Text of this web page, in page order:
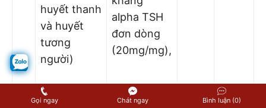
huyết thanh
và huyết
tương
người)
alpha TSH
đơn dòng
(20mg/mg),
ARCHITECT
Gọi ngay Chát ngay Bình luận (0)